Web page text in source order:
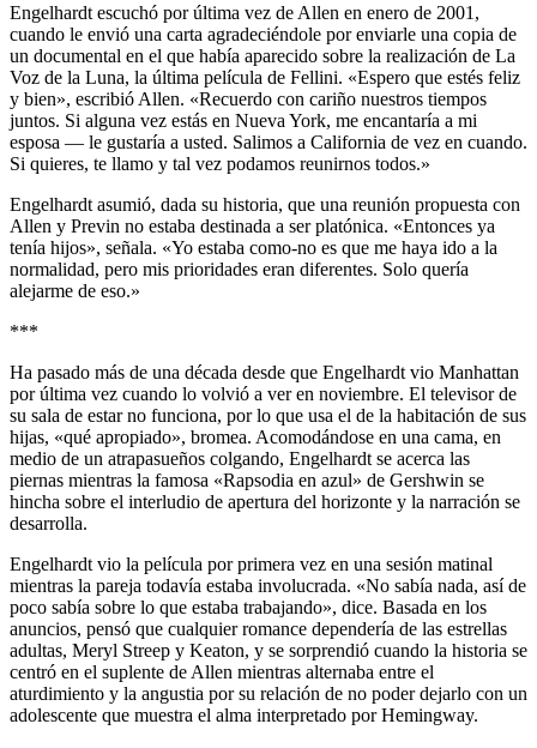
Engelhardt escuchó por última vez de Allen en enero de 2001,
cuando le envió una carta agradeciéndole por enviarle una copia de
un documental en el que había aparecido sobre la realización de La
Voz de la Luna, la última película de Fellini. «Espero que estés feliz
y bien», escribió Allen. «Recuerdo con cariño nuestros tiempos
juntos. Si alguna vez estás en Nueva York, me encantaría a mi
esposa — le gustaría a usted. Salimos a California de vez en cuando.
Si quieres, te llamo y tal vez podamos reunirnos todos.»
Engelhardt asumió, dada su historia, que una reunión propuesta con
Allen y Previn no estaba destinada a ser platónica. «Entonces ya
tenía hijos», señala. «Yo estaba como-no es que me haya ido a la
normalidad, pero mis prioridades eran diferentes. Solo quería
alejarme de eso.»
***
Ha pasado más de una década desde que Engelhardt vio Manhattan
por última vez cuando lo volvió a ver en noviembre. El televisor de
su sala de estar no funciona, por lo que usa el de la habitación de sus
hijas, «qué apropiado», bromea. Acomodándose en una cama, en
medio de un atrapasueños colgando, Engelhardt se acerca las
piernas mientras la famosa «Rapsodia en azul» de Gershwin se
hincha sobre el interludio de apertura del horizonte y la narración se
desarrolla.
Engelhardt vio la película por primera vez en una sesión matinal
mientras la pareja todavía estaba involucrada. «No sabía nada, así de
poco sabía sobre lo que estaba trabajando», dice. Basada en los
anuncios, pensó que cualquier romance dependería de las estrellas
adultas, Meryl Streep y Keaton, y se sorprendió cuando la historia se
centró en el suplente de Allen mientras alternaba entre el
aturdimiento y la angustia por su relación de no poder dejarlo con un
adolescente que muestra el alma interpretado por Hemingway.